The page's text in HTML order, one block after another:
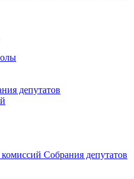
депутатов
Собрания депутатов